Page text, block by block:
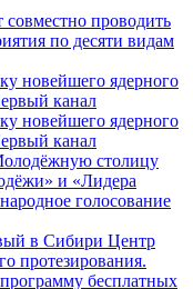
проводить
по десяти видам
новейшего ядерного
канал
новейшего ядерного
канал
столицу
и «Лидера
голосование
в Сибири Центр
протезирования.
бесплатных